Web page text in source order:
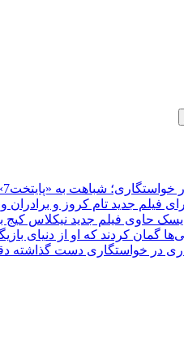
به «پایتخت7» و چرخش بر مدار تکرار
گمان کردند که او از دنیای
دست گذاشته دقیقا مثل